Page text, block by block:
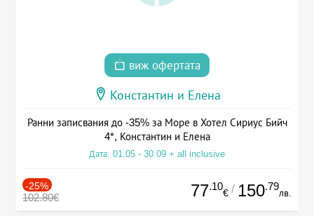
виж офертата
Константин и Елена
Ранни записвания до -35% за Море в Хотел Сириус Бийч
4*, Константин и Елена
Дата: 01.05 - 30.09 + all inclusive
-25%
102.80€ 77.10
€ / 150.79
лв.